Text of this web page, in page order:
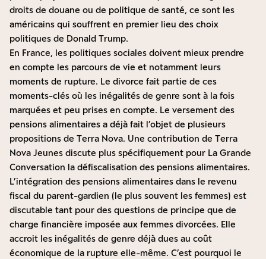
droits de douane ou de politique de santé, ce sont les
américains qui souffrent en premier lieu des choix
politiques de Donald Trump.
En France, les politiques sociales doivent mieux prendre
en compte les parcours de vie et notamment leurs
moments de rupture. Le divorce fait partie de ces
moments-clés où les inégalités de genre sont à la fois
marquées et peu prises en compte. Le versement des
pensions alimentaires a déjà fait l’objet de plusieurs
propositions de Terra Nova. Une contribution de Terra
Nova Jeunes discute plus spécifiquement pour La Grande
Conversation la défiscalisation des pensions alimentaires.
L’intégration des pensions alimentaires dans le revenu
fiscal du parent-gardien (le plus souvent les femmes) est
discutable tant pour des questions de principe que de
charge financière imposée aux femmes divorcées. Elle
accroit les inégalités de genre déjà dues au coût
économique de la rupture elle-même. C’est pourquoi le